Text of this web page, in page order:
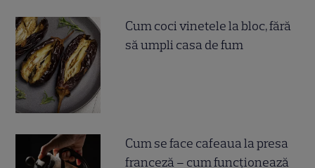
Cum coci vinetele la bloc, fără
să umpli casa de fum
Cum se face cafeaua la presa
franceză – cum funcționează